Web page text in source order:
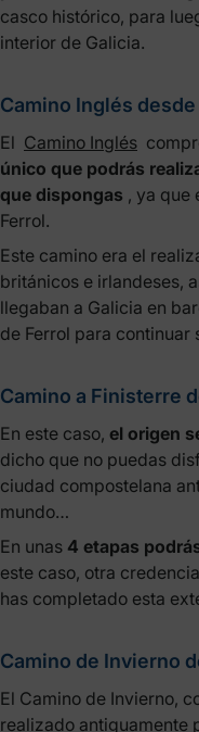
casco histórico, para
interior de Galicia.
Camino Inglés
El Camino Inglés
único que podrás
que dispongas , ya que
Ferrol.
Este camino era el
británicos e irlandeses,
llegaban a Galicia en
de Ferrol para continuar
Camino a Finisterre
En este caso, el origen
dicho que no puedas
ciudad compostelana
mundo…
En unas 4 etapas
este caso, otra
has completado esta
Camino de Invierno
El Camino de Invierno,
realizado antiguamente